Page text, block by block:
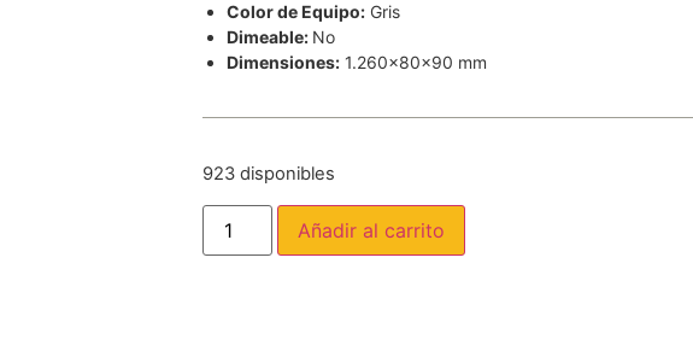
Color de Equipo: Gris
Dimeable: No
Dimensiones: 1.260x80x90 mm
923 disponibles
Añadir al carrito